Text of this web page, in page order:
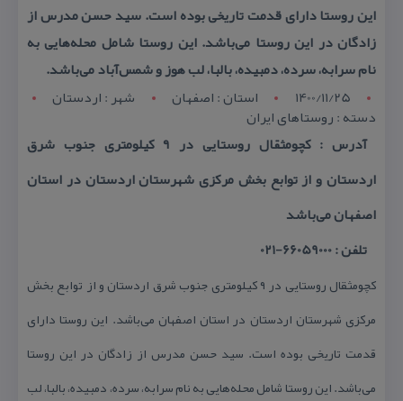
این روستا دارای قدمت تاریخی بوده است. سید حسن مدرس از
زادگان در این روستا می‌باشد. این روستا شامل محله‌هایی به
نام سرابه، سرده، دمبیده، بالبا، لب هوز و شمس‌آباد می‌باشد.
1400/11/25
استان : اصفهان شهر : اردستان
دسته : روستاهای ایران
آدرس : كچومثقال روستایی در ۹ كیلومتری جنوب شرق
اردستان و از توابع بخش مركزی شهرستان اردستان در استان
اصفهان می‌باشد
تلفن : 66059000-021
كچومثقال روستایی در ۹ كیلومتری جنوب شرق اردستان و از توابع بخش
مركزی شهرستان اردستان در استان اصفهان می‌باشد. این روستا دارای
قدمت تاریخی بوده است. سید حسن مدرس از زادگان در این روستا
می‌باشد. این روستا شامل محله‌هایی به نام سرابه، سرده، دمبیده، بالبا، لب